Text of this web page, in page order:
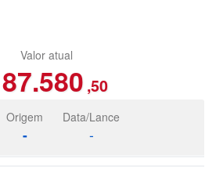
Valor atual
87.580 ,50
Origem
-
Data/Lance
-